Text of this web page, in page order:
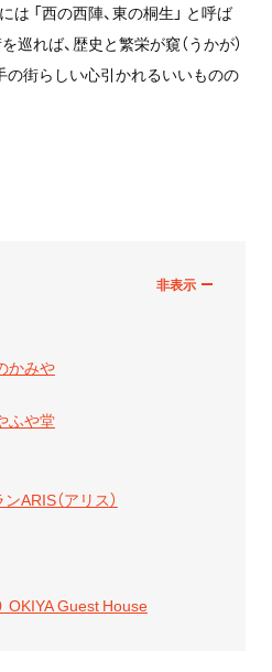
「西の西陣、東の桐生」 と呼ば
れば、歴史と繁栄が窺（うかが）
の街らしい心引かれるいいものの
かみや
ふや堂
ARIS（アリス）
OKIYA Guest House